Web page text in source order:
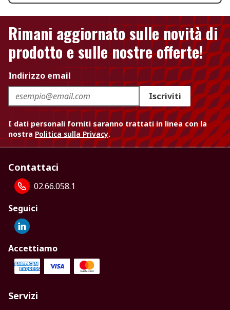
Rimani aggiornato sulle novità di
prodotto e sulle nostre offerte!
Indirizzo email
Iscriviti
I dati personali forniti saranno trattati in linea con la
nostra Politica sulla Privacy.
Contattaci
02.66.058.1
Seguici
Accettiamo
Servizi